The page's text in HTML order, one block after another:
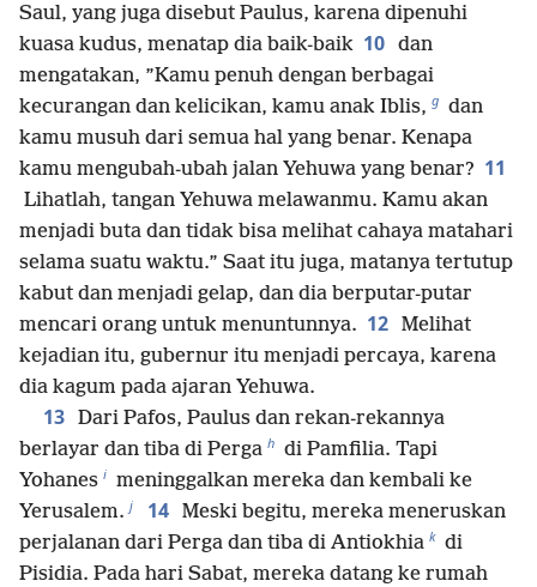
Saul, yang juga disebut Paulus, karena dipenuhi
kuasa kudus, menatap dia baik-baik 10 dan
mengatakan, ”Kamu penuh dengan berbagai
kecurangan dan kelicikan, kamu anak Iblis, g dan
kamu musuh dari semua hal yang benar. Kenapa
kamu mengubah-ubah jalan Yehuwa yang benar? 11
Lihatlah, tangan Yehuwa melawanmu. Kamu akan
menjadi buta dan tidak bisa melihat cahaya matahari
selama suatu waktu.” Saat itu juga, matanya tertutup
kabut dan menjadi gelap, dan dia berputar-putar
mencari orang untuk menuntunnya. 12 Melihat
kejadian itu, gubernur itu menjadi percaya, karena
dia kagum pada ajaran Yehuwa.
13 Dari Pafos, Paulus dan rekan-rekannya
berlayar dan tiba di Perga h di Pamfilia. Tapi
Yohanes i meninggalkan mereka dan kembali ke
Yerusalem. j 14 Meski begitu, mereka meneruskan
perjalanan dari Perga dan tiba di Antiokhia k di
Pisidia. Pada hari Sabat, mereka datang ke rumah